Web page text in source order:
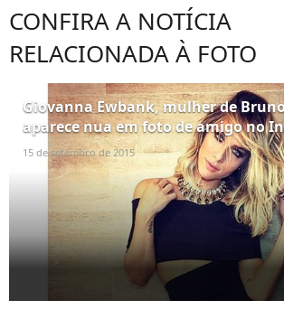
CONFIRA A NOTÍCIA
RELACIONADA À FOTO
Giovanna Ewbank, mulher de
aparece nua em foto de amigo no
15 de setembro de 2015